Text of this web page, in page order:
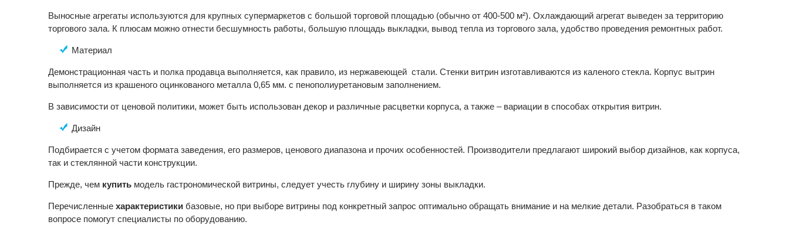
Выносные агрегаты используются для крупных супермаркетов с большой торговой площадью (обычно от 400-500 м²). Охлаждающий агрегат выведен за территорию
торгового зала. К плюсам можно отнести бесшумность работы, большую площадь выкладки, вывод тепла из торгового зала, удобство проведения ремонтных работ.
Материал
Демонстрационная часть и полка продавца выполняется, как правило, из нержавеющей стали. Стенки витрин изготавливаются из каленого стекла. Корпус вытрин
выполняется из крашеного оцинкованого металла 0,65 мм. с пенополиуретановым заполнением.
В зависимости от ценовой политики, может быть использован декор и различные расцветки корпуса, а также – вариации в способах открытия витрин.
Дизайн
Подбирается с учетом формата заведения, его размеров, ценового диапазона и прочих особенностей. Производители предлагают широкий выбор дизайнов, как корпуса,
так и стеклянной части конструкции.
Прежде, чем купить модель гастрономической витрины, следует учесть глубину и ширину зоны выкладки.
Перечисленные характеристики базовые, но при выборе витрины под конкретный запрос оптимально обращать внимание и на мелкие детали. Разобраться в таком
вопросе помогут специалисты по оборудованию.